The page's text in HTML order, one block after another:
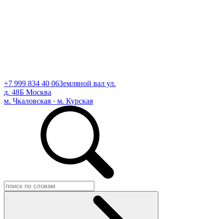
+7 999 834 40 06Земляной вал ул.
д. 48Б Москва
м. Чкаловская · м. Курская